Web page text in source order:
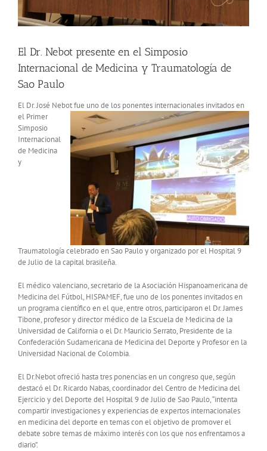
El Dr. Nebot presente en el Simposio
Internacional de Medicina y Traumatología de
Sao Paulo
El Dr. José Nebot fue uno de los ponentes internacionales invitados en
el Primer
Simposio
Internacional
de Medicina
y
Traumatología celebrado en Sao Paulo y organizado por el Hospital 9
de Julio de la capital brasileña.
El médico valenciano, secretario de la Asociación Hispanoamericana de
Medicina del Fútbol, HISPAMEF, fue uno de los ponentes invitados en
un programa científico en el que, entre otros, participaron el Dr. James
Tibone, profesor y director médico de la Escuela de Medicina de la
Universidad de California o el Dr. Mauricio Serrato, Presidente de la
Confederación Sudamericana de Medicina del Deporte y Profesor en la
Universidad Nacional de Colombia.
El Dr.Nebot ofreció hasta tres ponencias en un congreso que, según
destacó el Dr. Ricardo Nabas, coordinador del Centro de Medicina del
Ejercicio y del Deporte del Hospital 9 de Julio de Sao Paulo, “intenta
compartir investigaciones y experiencias de expertos internacionales
en medicina del deporte en temas con el objetivo de promover el
debate sobre temas de máximo interés con los que nos enfrentamos a
diario”.